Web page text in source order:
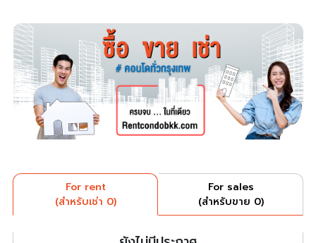
For rent
(สำหรับเช่า 0)
For sales
(สำหรับขาย 0)